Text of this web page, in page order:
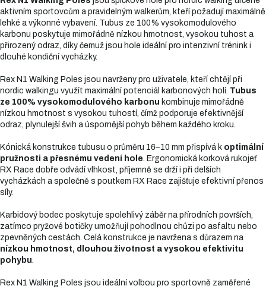
aktivním sportovcům a pravidelným walkerům, kteří požadují maximálně
lehké a výkonné vybavení. Tubus ze 100% vysokomodulového
karbonu poskytuje mimořádně nízkou hmotnost, vysokou tuhost a
přirozený odraz, díky čemuž jsou hole ideální pro intenzivní trénink i
dlouhé kondiční vycházky.
Rex N1 Walking Poles jsou navrženy pro uživatele, kteří chtějí při
nordic walkingu využít maximální potenciál karbonových holí. Tubus
ze 100% vysokomodulového karbonu kombinuje mimořádně
nízkou hmotnost s vysokou tuhostí, čímž podporuje efektivnější
odraz, plynulejší švih a úspornější pohyb během každého kroku.
Kónická konstrukce tubusu o průměru 16–10 mm přispívá k optimální
pružnosti a přesnému vedení hole. Ergonomická korková rukojeť
RX Race dobře odvádí vlhkost, příjemně se drží i při delších
vycházkách a společně s poutkem RX Race zajišťuje efektivní přenos
síly.
Karbidový bodec poskytuje spolehlivý záběr na přírodních površích,
zatímco pryžové botičky umožňují pohodlnou chůzi po asfaltu nebo
zpevněných cestách. Celá konstrukce je navržena s důrazem na
nízkou hmotnost, dlouhou životnost a vysokou efektivitu
pohybu.
Rex N1 Walking Poles jsou ideální volbou pro sportovně zaměřené